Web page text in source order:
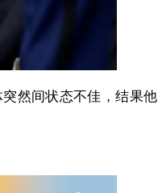
然间状态不佳，结果他